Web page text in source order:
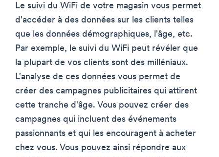
Le suivi du WiFi de votre magasin vous permet
d'accéder à des données sur les clients telles
que les données démographiques, l'âge, etc.
Par exemple, le suivi du WiFi peut révéler que
la plupart de vos clients sont des milléniaux.
L'analyse de ces données vous permet de
créer des campagnes publicitaires qui attirent
cette tranche d'âge. Vous pouvez créer des
campagnes qui incluent des événements
passionnants et qui les encouragent à acheter
chez vous. Vous pouvez ainsi répondre aux